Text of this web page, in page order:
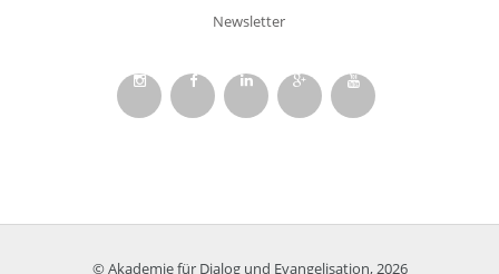
Newsletter
© Akademie für Dialog und Evangelisation, 2026